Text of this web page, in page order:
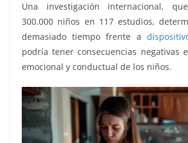
Una investigación internacional,
300.000 niños en 117 estudios,
demasiado tiempo frente a
podría tener consecuencias negativas
emocional y conductual de los niños.